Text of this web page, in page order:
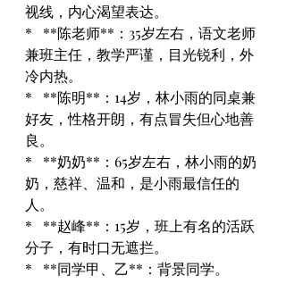
视线，内心渴望表达。
*   **陈老师**：35岁左右，语文老师
兼班主任，教学严谨，目光锐利，外
冷内热。
*   **陈明**：14岁，林小雨的同桌兼
好友，性格开朗，有点冒失但心地善
良。
*   **奶奶**：65岁左右，林小雨的奶
奶，慈祥、温和，是小雨最信任的
人。
*   **赵峰**：15岁，班上有名的活跃
分子，有时口无遮拦。
*   **同学甲、乙**：背景同学。